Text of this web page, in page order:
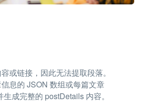
或链接，因此无法提取段落。
息的 JSON 数组或每篇文章
成完整的 postDetails 内容。